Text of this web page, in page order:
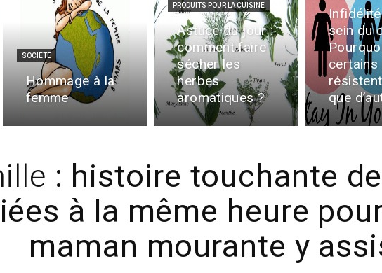
SOCIETE
Hommage à la
femme
PRODUITS POUR LA CUISINE
Astuce du jour :
comment faire
sécher les
herbes
aromatiques ?
sein du
certains
que
: histoire touchante
à la même heure
maman mourante y